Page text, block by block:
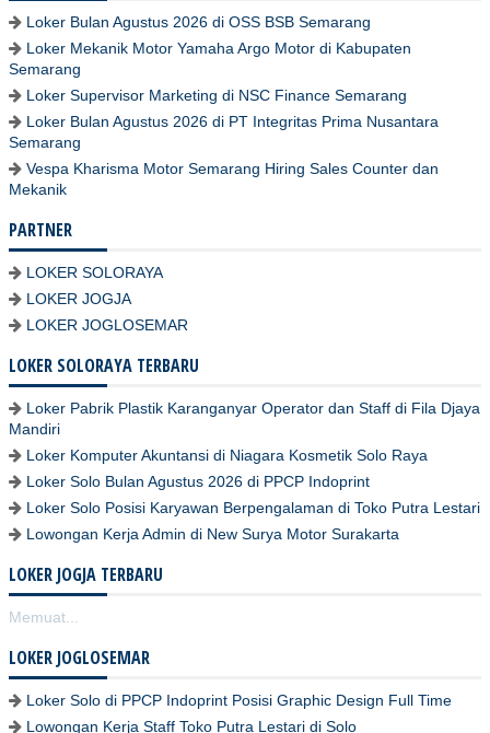
Loker Bulan Agustus 2026 di OSS BSB Semarang
Loker Mekanik Motor Yamaha Argo Motor di Kabupaten
Semarang
Loker Supervisor Marketing di NSC Finance Semarang
Loker Bulan Agustus 2026 di PT Integritas Prima Nusantara
Semarang
Vespa Kharisma Motor Semarang Hiring Sales Counter dan
Mekanik
PARTNER
LOKER SOLORAYA
LOKER JOGJA
LOKER JOGLOSEMAR
LOKER SOLORAYA TERBARU
Loker Pabrik Plastik Karanganyar Operator dan Staff di Fila Djaya
Mandiri
Loker Komputer Akuntansi di Niagara Kosmetik Solo Raya
Loker Solo Bulan Agustus 2026 di PPCP Indoprint
Loker Solo Posisi Karyawan Berpengalaman di Toko Putra Lestari
Lowongan Kerja Admin di New Surya Motor Surakarta
LOKER JOGJA TERBARU
Memuat...
LOKER JOGLOSEMAR
Loker Solo di PPCP Indoprint Posisi Graphic Design Full Time
Lowongan Kerja Staff Toko Putra Lestari di Solo